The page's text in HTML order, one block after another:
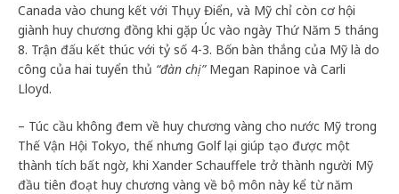
Canada vào chung kết với Thụy Điển, và Mỹ chỉ còn cơ hội
giành huy chương đồng khi gặp Úc vào ngày Thứ Năm 5 tháng
8. Trận đấu kết thúc với tỷ số 4-3. Bốn bàn thắng của Mỹ là do
công của hai tuyển thủ “đàn chị”Megan Rapinoe và Carli
Lloyd.
– Túc cầu không đem về huy chương vàng cho nước Mỹ trong
Thế Vận Hội Tokyo, thế nhưng Golf lại giúp tạo được một
thành tích bất ngờ, khi Xander Schauffele trở thành người Mỹ
đầu tiên đoạt huy chương vàng về bộ môn này kể từ năm